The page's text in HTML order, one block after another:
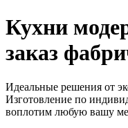
Кухни
заказ
Идеальные решения от
Изготовление по
воплотим любую вашу